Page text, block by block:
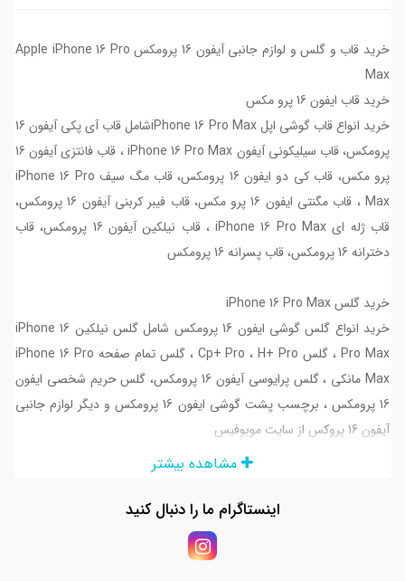
خرید قاب و گلس و لوازم جانبی آیفون 16 پرومکس Apple iPhone 16 Pro
Max
خرید قاب ایفون 16 پرو مکس
خرید انواع قاب گوشی اپل iPhone 16 Pro Maxشامل قاب آی پکی آیفون 16
پرومکس، قاب سیلیکونی آیفون iPhone 16 Pro Max ، قاب فانتزی آیفون 16
پرو مکس، قاب کی دو ایفون 16 پرومکس، قاب مگ سیف iPhone 16 Pro
Max ، قاب مگنتی ایفون 16 پرو مکس، قاب فیبر کربنی آیفون 16 پرومکس،
قاب ژله ای iPhone 16 Pro Max ، قاب‌ نیلکین آیفون 16 پرومکس، قاب
دخترانه 16 پرومکس، قاب پسرانه 16 پرومکس
خرید گلس iPhone 16 Pro Max
خرید انواع گلس گوشی ایفون 16 پرومکس شامل گلس‌ نیلکین iPhone 16
Pro Max ، گلس Cp+ Pro ، H+ Pro ، گلس‌ تمام صفحه iPhone 16 Pro
Max مانکی ، گلس پرایوسی آیفون 16 پرومکس، گلس حریم شخصی ایفون
16 پرومکس ، برچسب پشت گوشی ایفون 16 پرومکس و دیگر لوازم جانبی
آیفون 16 پروکس از سایت موبوفیس
مشاهده بیشتر
اینستاگرام ما را دنبال کنید